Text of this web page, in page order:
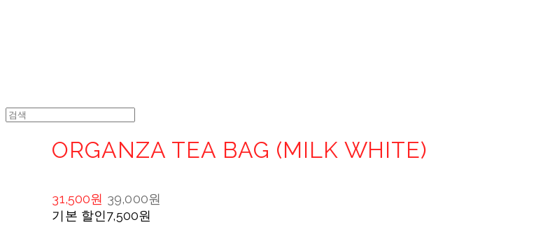
ORGANZA TEA BAG (MILK WHITE)
31,500원 39,000원
기본 할인7,500원